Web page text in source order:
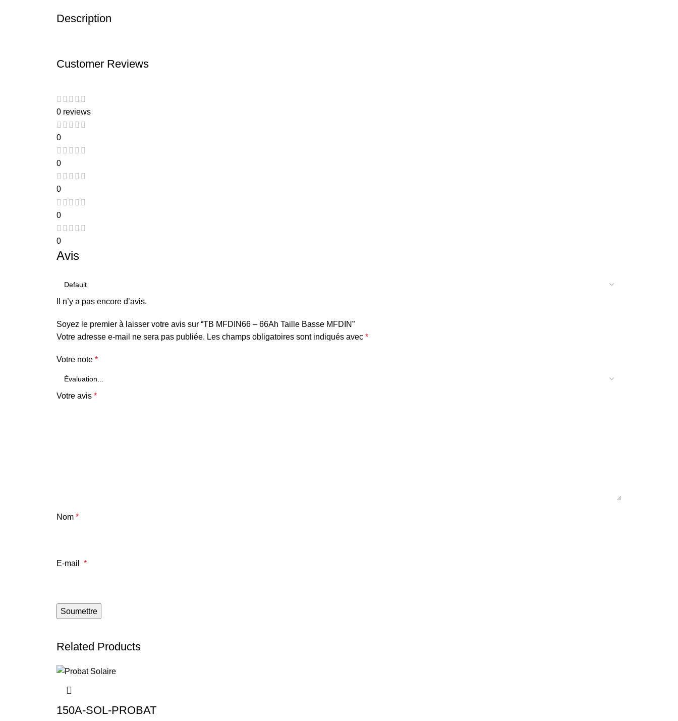
Description
Customer Reviews
0 reviews
0
0
0
0
0
Avis
Il n’y a pas encore d’avis.
Soyez le premier à laisser votre avis sur “TB MFDIN66 – 66Ah Taille Basse MFDIN”
Votre adresse e-mail ne sera pas publiée. Les champs obligatoires sont indiqués avec *
Votre note *
Votre avis *
Nom *
E-mail *
Related Products
150A-SOL-PROBAT